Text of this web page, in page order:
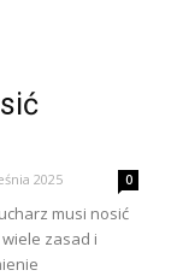
2025 0
musi nosić
zasad i